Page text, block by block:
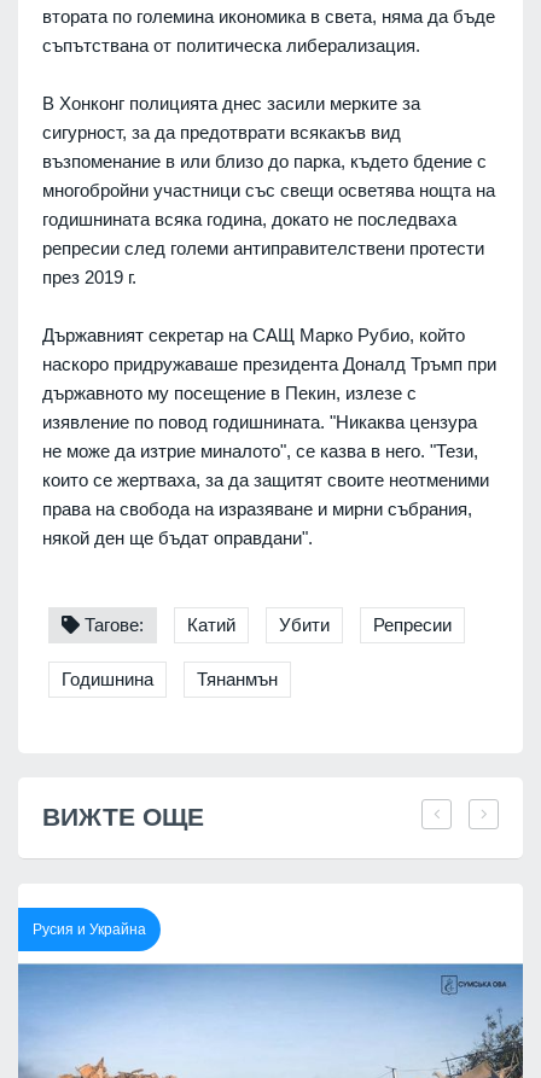
втората по големина икономика в света, няма да бъде
съпътствана от политическа либерализация.
В Хонконг полицията днес засили мерките за
сигурност, за да предотврати всякакъв вид
възпоменание в или близо до парка, където бдение с
многобройни участници със свещи осветява нощта на
годишнината всяка година, докато не последваха
репресии след големи антиправителствени протести
през 2019 г.
Държавният секретар на САЩ Марко Рубио, който
наскоро придружаваше президента Доналд Тръмп при
държавното му посещение в Пекин, излезе с
изявление по повод годишнината. "Никаква цензура
не може да изтрие миналото", се казва в него. "Тези,
които се жертваха, за да защитят своите неотменими
права на свобода на изразяване и мирни събрания,
някой ден ще бъдат оправдани".
Тагове: Катий Убити Репресии
Годишнина Тянанмън
ВИЖТЕ ОЩЕ
Русия и Украйна